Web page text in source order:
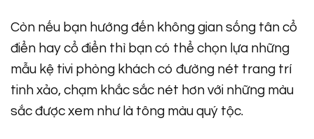
Còn nếu bạn hướng đến không gian sống tân cổ
điển hay cổ điển thì bạn có thể chọn lựa những
mẫu kệ tivi phòng khách có đường nét trang trí
tinh xảo, chạm khắc sắc nét hơn với những màu
sắc được xem như là tông màu quý tộc.